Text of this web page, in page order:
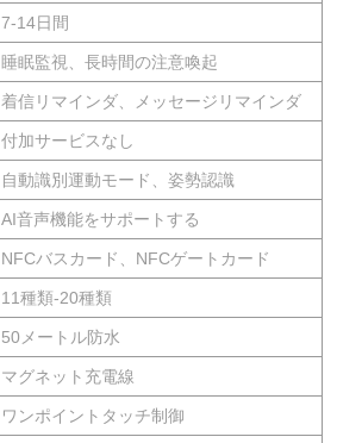
7-14日間
睡眠監視、長時間の注意喚起
着信リマインダ、メッセージリマインダ
付加サービスなし
自動識別運動モード、姿勢認識
AI音声機能をサポートする
NFCバスカード、NFCゲートカード
11種類-20種類
50メートル防水
マグネット充電線
ワンポイントタッチ制御